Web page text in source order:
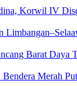
Korwil IV
Barat Daya
Merah